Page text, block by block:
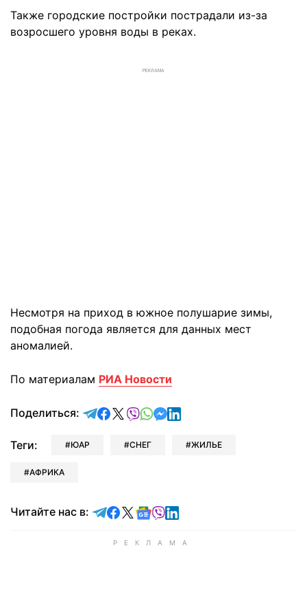
Также городские постройки пострадали из-за
возросшего уровня воды в реках.
РЕКЛАМА
Несмотря на приход в южное полушарие зимы,
подобная погода является для данных мест
аномалией.
По материалам РИА Новости
Поделиться: отправить в Telegram
поделиться в Facebook
поделиться в X
отправить в Viber
отправить в Whatsapp
отправить в Messenger
отправить в LinkedIn
Теги: ЮАР СНЕГ ЖИЛЬЕ
АФРИКА
Читайте нас в: Читайте в Telegram
Читайте в Facebook
Читайте в X
Читайте в Google news
Читайте в Viber
Читайте в LinkedIn